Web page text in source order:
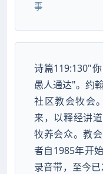
事
诗篇119:130"
愚人通达"。约
社区教会牧会
来，以释经讲
牧养会众。教
者自1985年开
录音带，至今